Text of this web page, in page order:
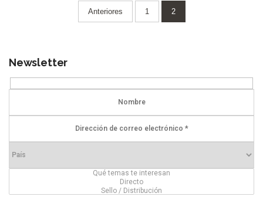
Paginación
Anteriores 1 2
Newsletter